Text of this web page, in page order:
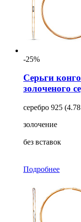
-25%
Серьги
золоченого
серебро 925
золочение
без вставок
Подробнее